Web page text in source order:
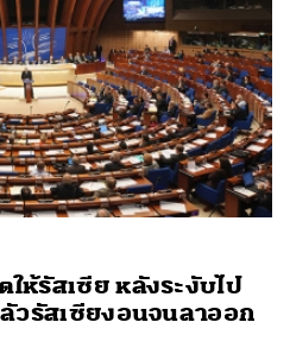
ห้รัสเซีย หลังระงับไป
วรัสเซียงอนจนลาออก